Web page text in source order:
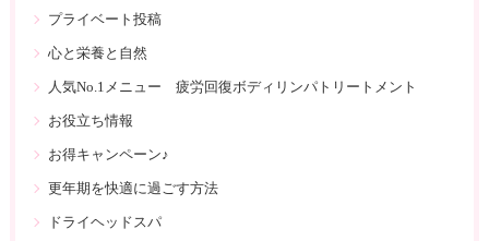
プライベート投稿
心と栄養と自然
人気No.1メニュー 疲労回復ボディリンパトリートメント
お役立ち情報
お得キャンペーン♪
更年期を快適に過ごす方法
ドライヘッドスパ